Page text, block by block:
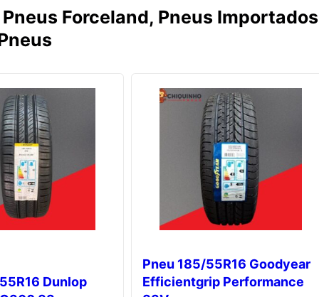
Forceland, Pneus Importados
Dunlop
Pneu 185/55R16 Goodyear
Efficientgrip Performance